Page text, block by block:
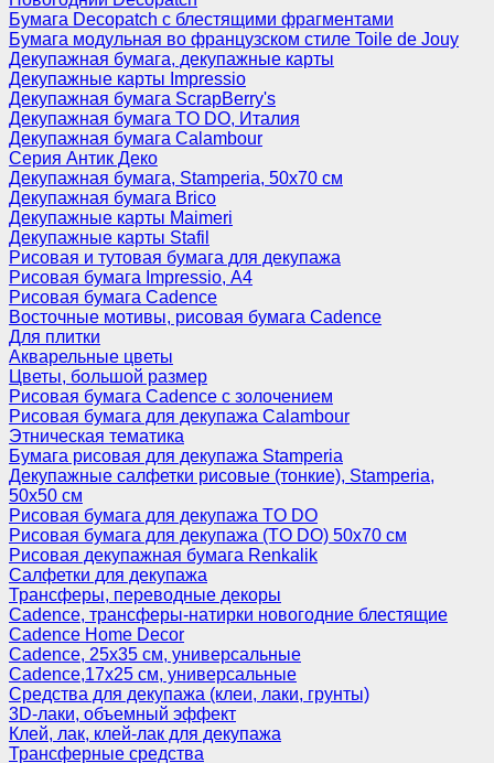
Бумага Decopatch с блестящими фрагментами
Бумага модульная во французском стиле Toile de Jouy
Декупажная бумага, декупажные карты
Декупажные карты Impressio
Декупажная бумага ScrapBerry's
Декупажная бумага TO DO, Италия
Декупажная бумага Calambour
Серия Антик Деко
Декупажная бумага, Stamperia, 50х70 см
Декупажная бумага Brico
Декупажные карты Maimeri
Декупажные карты Stafil
Рисовая и тутовая бумага для декупажа
Рисовая бумага Impressio, А4
Рисовая бумага Cadence
Восточные мотивы, рисовая бумага Cadence
Для плитки
Акварельные цветы
Цветы, большой размер
Рисовая бумага Cadence c золочением
Рисовая бумага для декупажа Calambour
Этническая тематика
Бумага рисовая для декупажа Stamperia
Декупажные салфетки рисовые (тонкие), Stamperia,
50х50 см
Рисовая бумага для декупажа TO DO
Рисовая бумага для декупажа (TO DO) 50х70 см
Рисовая декупажная бумага Renkalik
Салфетки для декупажа
Трансферы, переводные декоры
Cadence, трансферы-натирки новогодние блестящие
Cadence Home Decor
Cadence, 25х35 см, универсальные
Cadence,17х25 см, универсальные
Средства для декупажа (клеи, лаки, грунты)
3D-лаки, объемный эффект
Клей, лак, клей-лак для декупажа
Трансферные средства